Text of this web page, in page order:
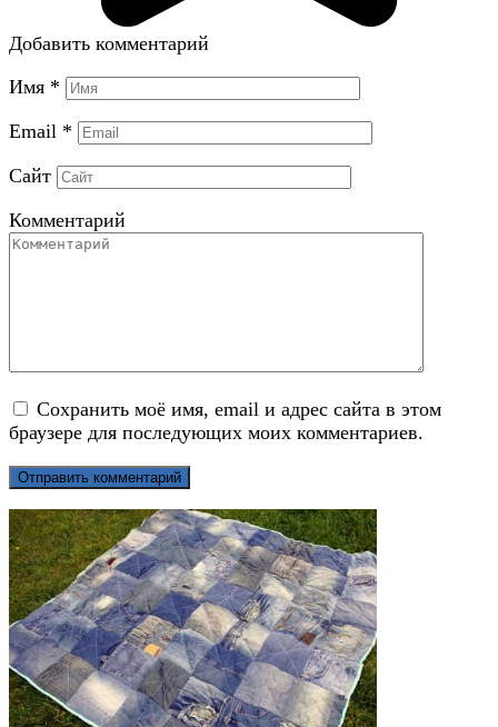
Добавить комментарий
Имя *
Email *
Сайт
Комментарий
Сохранить моё имя, email и адрес сайта в этом
браузере для последующих моих комментариев.